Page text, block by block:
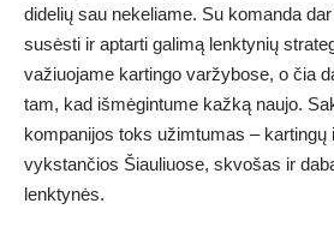
didelių sau nekeliame. Su komanda
susėsti ir aptarti galimą lenktynių
važiuojame kartingo varžybose, o čia
tam, kad išmėgintume kažką naujo.
kompanijos toks užimtumas –
vykstančios Šiauliuose, skvošas ir
lenktynės.